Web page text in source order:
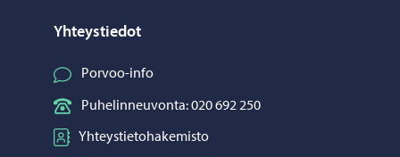
Yhteystiedot
Porvoo-info
Puhelinneuvonta: 020 692 250
Yhteystietohakemisto